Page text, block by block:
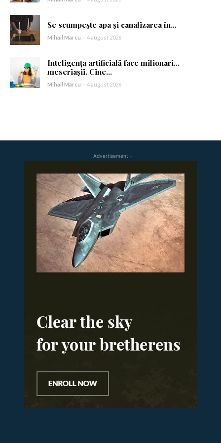
Se scumpește apa și canalizarea în...
Mihail Marcu - 4 august 2026
Inteligența artificială face milionari…
meseriașii. Cine...
Mihail Marcu - 4 august 2026
- Advertisement -